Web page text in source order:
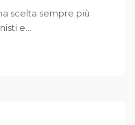
scelta sempre più
e...